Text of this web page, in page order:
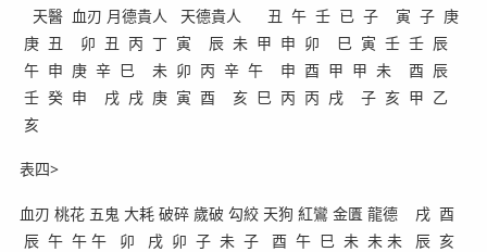
天醫 血刃 月德貴人 天德貴人 丑 午 壬 已 子 寅 子 庚
庚 丑 卯 丑 丙 丁 寅 辰 未 甲 申 卯 巳 寅 壬 壬 辰
午 申 庚 辛 巳 未 卯 丙 辛 午 申 酉 甲 甲 未 酉 辰
壬 癸 申 戌 戌 庚 寅 酉 亥 巳 丙 丙 戌 子 亥 甲 乙
亥
表四>
血刃 桃花 五鬼 大耗 破碎 歲破 勾絞 天狗 紅鸞 金匱 龍德 戌 酉
辰 午 午 午 卯 戌 卯 子 未 子 酉 午 巳 未 未 未 辰 亥